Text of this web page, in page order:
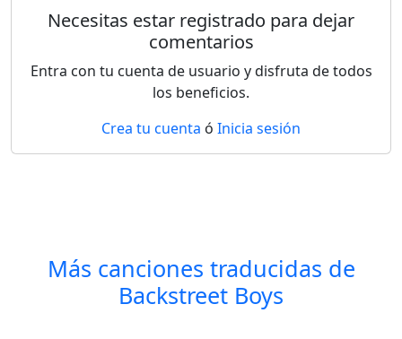
Necesitas estar registrado para dejar
comentarios
Entra con tu cuenta de usuario y disfruta de todos
los beneficios.
Crea tu cuenta ó Inicia sesión
Más canciones traducidas de
Backstreet Boys